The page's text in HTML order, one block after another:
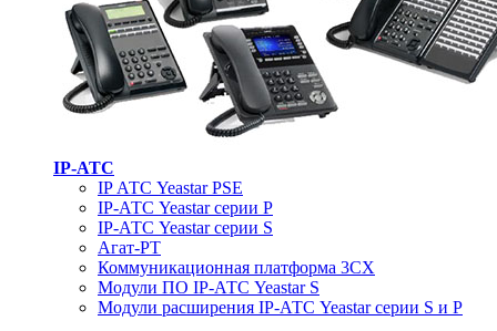
IP-АТС
IP АТС Yeastar PSE
IP-АТС Yeastar серии P
IP-АТС Yeastar серии S
Агат-РТ
Коммуникационная платформа 3CX
Модули ПО IP-АТС Yeastar S
Модули расширения IP-АТС Yeastar серии S и P